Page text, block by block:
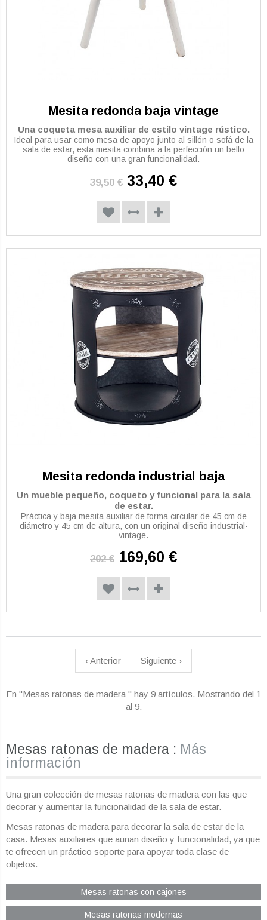
Mesita redonda baja vintage
Una coqueta mesa auxiliar de estilo vintage rústico.
Ideal para usar como mesa de apoyo junto al sillón o sofá de la
sala de estar, esta mesita combina a la perfección un bello
diseño con una gran funcionalidad.
39,50 € 33,40 €
Mesita redonda industrial baja
Un mueble pequeño, coqueto y funcional para la sala
de estar.
Práctica y baja mesita auxiliar de forma circular de 45 cm de
diámetro y 45 cm de altura, con un original diseño industrial-
vintage.
202 € 169,60 €
‹Anterior Siguiente ›
En "Mesas ratonas de madera " hay 9 artículos. Mostrando del 1
al 9.
Mesas ratonas de madera : Más
información
Una gran colección de mesas ratonas de madera con las que
decorar y aumentar la funcionalidad de la sala de estar.
Mesas ratonas de madera para decorar la sala de estar de la
casa. Mesas auxiliares que aunan diseño y funcionalidad, ya que
te ofrecen un práctico soporte para apoyar toda clase de
objetos.
Mesas ratonas con cajones
Mesas ratonas modernas